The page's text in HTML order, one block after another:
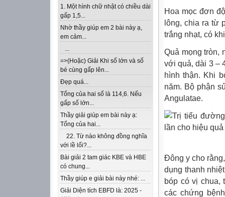
1. Một hình chữ nhật có chiều dài
gấp 1,5...
Nhờ thầy giúp em 2 bài này ạ,
em cảm...
...
=>(Hoặc) Giải Khi số lớn và số
bé cùng gấp lên...
Đẹp quá...
Tổng của hai số là 114,6. Nếu
gấp số lớn...
Thầy giải giúp em bài này ạ:
Tổng của hai...
22. Từ nào không đồng nghĩa
với lề lối?...
Bài giải 2 tam giác KBE và HBE
có chung...
Thầy giúp e giải bài này nhé: ...
Giải Diện tích EBFD là: 2025 -
Hoa mọc đơn
lông, chia ra từ
trắng nhạt, có
Quả mọng tròn,
với quả, dài 3 –
hình thận. Khi
năm. Bộ phận
Angulatae.
Đông y cho
dụng thanh nhiệt
bóp có vị chua,
các chứng